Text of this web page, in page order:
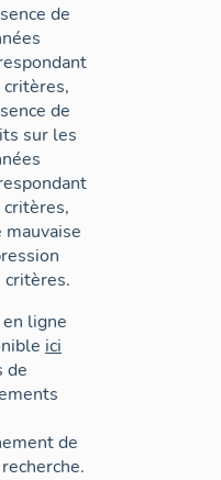
de
critères,
de
sur les
critères,
mauvaise
critères.
ligne
ici
de
de